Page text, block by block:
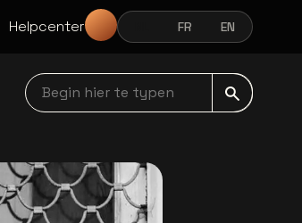
Helpcenter NEDERLANDSFRANÇAIS
FR ENGLISH
EN
Begin hier te typen navbar